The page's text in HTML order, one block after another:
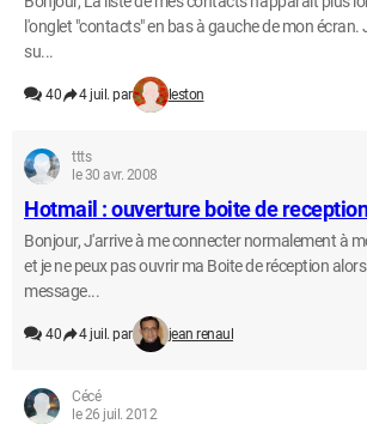
l'onglet "contacts" en bas à gauche de mon écran.
su...
40 4 juil. par leston
ttts
le 30 avr. 2008
Hotmail : ouverture boite de reception
Bonjour, J'arrive à me connecter normalement à
et je ne peux pas ouvrir ma Boite de réception
message...
40 4 juil. par jean renaul
Cécé
le 26 juil. 2012